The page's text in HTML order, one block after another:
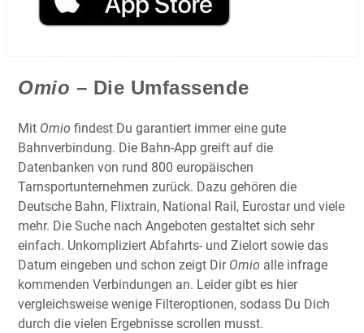
Omio – Die Umfassende
Mit Omio findest Du garantiert immer eine gute
Bahnverbindung. Die Bahn-App greift auf die
Datenbanken von rund 800 europäischen
Tarnsportunternehmen zurück. Dazu gehören die
Deutsche Bahn, Flixtrain, National Rail, Eurostar und viele
mehr. Die Suche nach Angeboten gestaltet sich sehr
einfach. Unkompliziert Abfahrts- und Zielort sowie das
Datum eingeben und schon zeigt Dir Omio alle infrage
kommenden Verbindungen an. Leider gibt es hier
vergleichsweise wenige Filteroptionen, sodass Du Dich
durch die vielen Ergebnisse scrollen musst.